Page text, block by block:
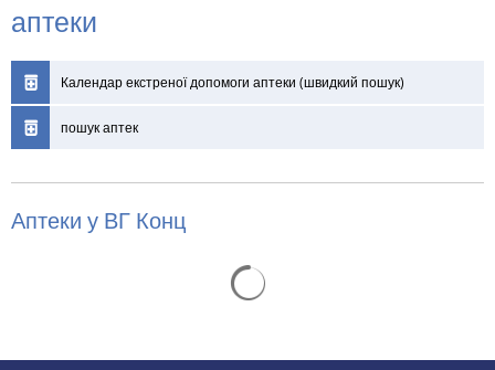
аптеки
Календар екстреної допомоги аптеки (швидкий пошук)
пошук аптек
Аптеки у ВГ Конц